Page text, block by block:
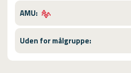
AMU:
Uden for målgruppe: